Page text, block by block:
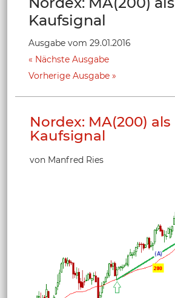
Kaufsignal
Ausgabe vom 29.01.2016
Nächste Ausgabe
Vorherige Ausgabe
Nordex: MA(200) als
Kaufsignal
von Manfred Ries